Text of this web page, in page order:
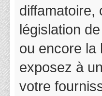
diffamatoire,
législation
ou encore la
exposez à
votre